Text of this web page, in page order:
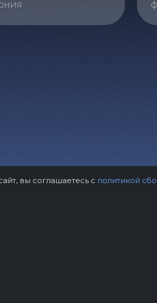
вы соглашаетесь с политикой